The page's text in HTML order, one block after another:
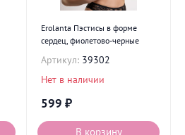
Erolanta Пэстисы в форме
сердец, фиолетово-черные
Артикул: 39302
Нет в наличии
599 ₽
В корзину